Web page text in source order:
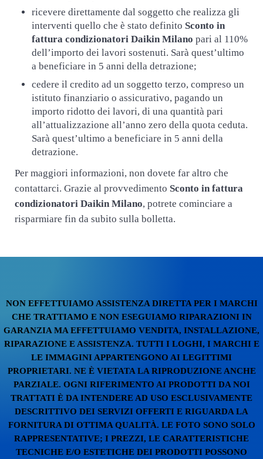
ricevere direttamente dal soggetto che realizza gli
interventi quello che è stato definito Sconto in
fattura condizionatori Daikin Milano pari al 110%
dell’importo dei lavori sostenuti. Sarà quest’ultimo
a beneficiare in 5 anni della detrazione;
cedere il credito ad un soggetto terzo, compreso un
istituto finanziario o assicurativo, pagando un
importo ridotto dei lavori, di una quantità pari
all’attualizzazione all’anno zero della quota ceduta.
Sarà quest’ultimo a beneficiare in 5 anni della
detrazione.
Per maggiori informazioni, non dovete far altro che
contattarci. Grazie al provvedimento Sconto in fattura
condizionatori Daikin Milano, potrete cominciare a
risparmiare fin da subito sulla bolletta.
NON EFFETTUIAMO ASSISTENZA DIRETTA PER I MARCHI
CHE TRATTIAMO E NON ESEGUIAMO RIPARAZIONI IN
GARANZIA MA EFFETTUIAMO VENDITA, INSTALLAZIONE,
RIPARAZIONE E ASSISTENZA. TUTTI I LOGHI, I MARCHI E
LE IMMAGINI APPARTENGONO AI LEGITTIMI
PROPRIETARI. NE È VIETATA LA RIPRODUZIONE ANCHE
PARZIALE. OGNI RIFERIMENTO AI PRODOTTI DA NOI
TRATTATI È DA INTENDERE AD USO ESCLUSIVAMENTE
DESCRITTIVO DEI SERVIZI OFFERTI E RIGUARDA LA
FORNITURA DI OTTIMA QUALITÀ. LE FOTO SONO SOLO
RAPPRESENTATIVE; I PREZZI, LE CARATTERISTICHE
TECNICHE E/O ESTETICHE DEI PRODOTTI POSSONO